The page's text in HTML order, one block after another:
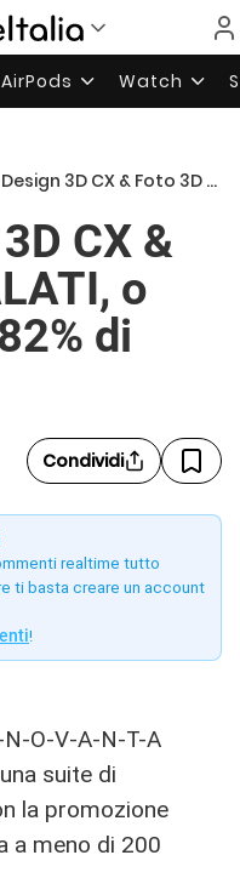
AirPods Watch
& Foto 3D REGALATI, o quasi, con un 82% di sconto!
CX &
o
di
Condividi
realtime tutto
ti basta creare un account
!
O-V-A-N-T-A
suite di
la promozione
a meno di 200